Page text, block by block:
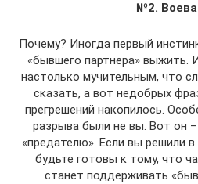
№2.
Почему? Иногда первый
«бывшего партнера» выжить.
настолько мучительным, что
сказать, а вот недобрых
прегрешений накопилось.
разрыва были не вы. Вот он
«предателю». Если вы решили
будьте готовы к тому, что
станет поддерживать